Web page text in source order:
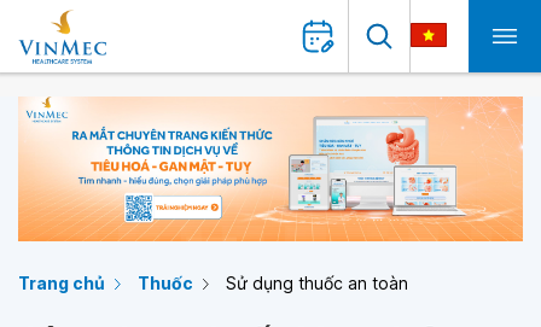
Trang chủ Thuốc Sử dụng thuốc an toàn